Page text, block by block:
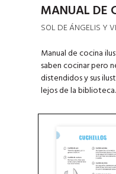
MANUAL DE
SOL DE ÁNGELIS Y
Manual de cocina
saben cocinar pero
distendidos y sus
lejos de la biblioteca.